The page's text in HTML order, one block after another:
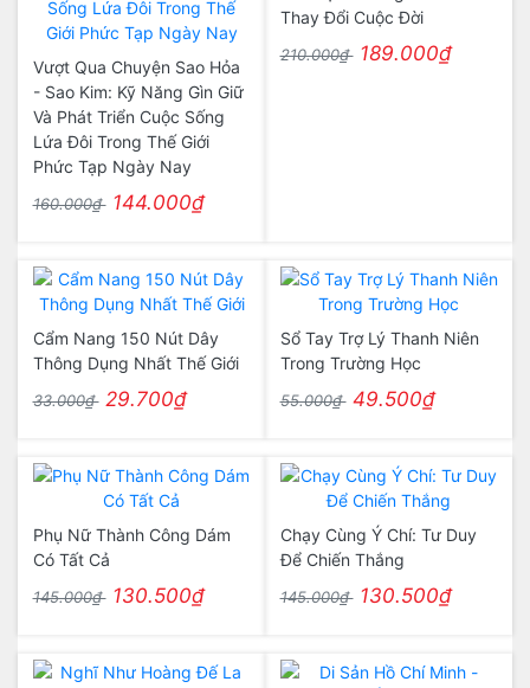
Vượt Qua Chuyện Sao Hỏa
- Sao Kim: Kỹ Năng Gìn Giữ
Và Phát Triển Cuộc Sống
Lứa Đôi Trong Thế Giới
Phức Tạp Ngày Nay
160.000₫ 144.000₫
Thay Đổi Cuộc Đời
210.000₫ 189.000₫
Cẩm Nang 150 Nút Dây
Thông Dụng Nhất Thế Giới
33.000₫ 29.700₫
Sổ Tay Trợ Lý Thanh Niên
Trong Trường Học
55.000₫ 49.500₫
Phụ Nữ Thành Công Dám
Có Tất Cả
145.000₫ 130.500₫
Chạy Cùng Ý Chí: Tư Duy
Để Chiến Thắng
145.000₫ 130.500₫